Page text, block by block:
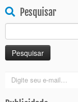
Pesquisar
por:
Digite
e-